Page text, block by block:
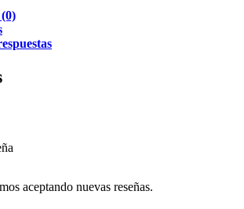
aceptando nuevas reseñas.